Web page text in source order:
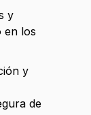
y
en los
y
de